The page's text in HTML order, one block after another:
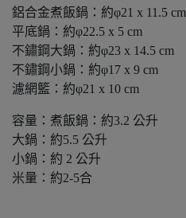
鋁合金煮飯鍋：約φ21 x 11.5 cm
平底鍋：約φ22.5 x 5 cm
不鏽鋼大鍋：約φ23 x 14.5 cm
不鏽鋼小鍋：約φ17 x 9 cm
濾網籃：約φ21 x 10 cm
容量：煮飯鍋：約3.2 公升
大鍋：約5.5 公升
小鍋：約 2 公升
米量：約2-5合